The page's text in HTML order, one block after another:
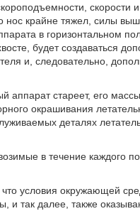
скорости
нос крайне тяжел, силы
в горизонтальном
будет создаваться
и, следовательно,
аппарат стареет, его
окрашивания
деталях
в течение каждого
условия окружающей
и так далее, также